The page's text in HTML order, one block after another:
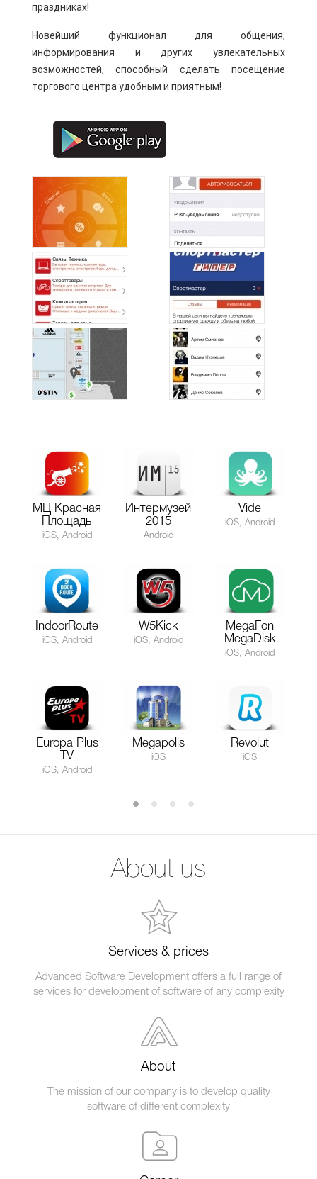
праздниках!
Новейший функционал для общения,
информирования и других увлекательных
возможностей, способный сделать посещение
торгового центра удобным и приятным!
МЦ Красная
Площадь
iOS, Android
Интермузей
2015
Android
Vide
iOS, Android
IndoorRoute
iOS, Android
W5Kick
iOS, Android
MegaFon
MegaDisk
iOS, Android
Europa Plus
TV
iOS, Android
Megapolis
iOS
Revolut
iOS
About us
Services & prices
Advanced Software Development offers a full range of
services for development of software of any complexity
About
The mission of our company is to develop quality
software of different complexity